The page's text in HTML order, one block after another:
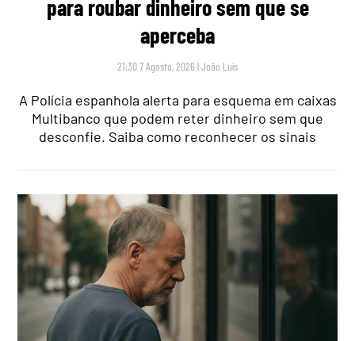
para roubar dinheiro sem que se
aperceba
21:30 7 Agosto, 2026 |João Luís
A Polícia espanhola alerta para esquema em caixas
Multibanco que podem reter dinheiro sem que
desconfie. Saiba como reconhecer os sinais